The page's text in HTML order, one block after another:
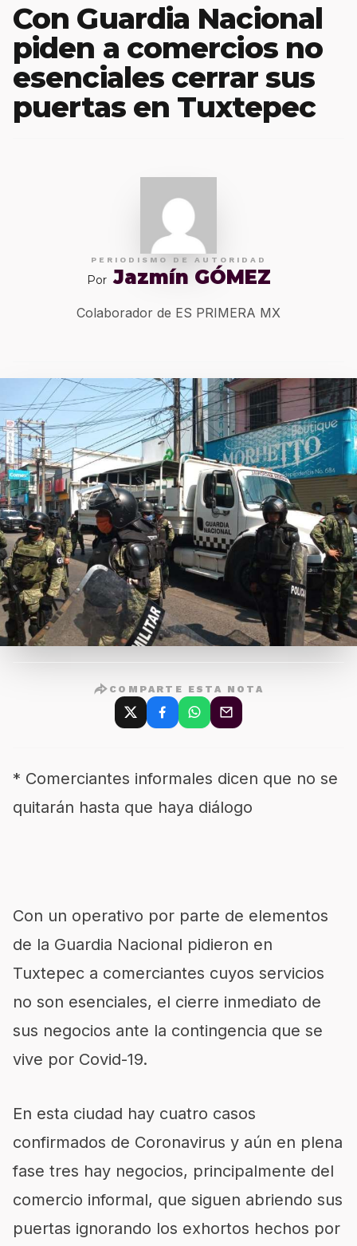
Con Guardia Nacional
piden a comercios no
esenciales cerrar sus
puertas en Tuxtepec
PERIODISMO DE AUTORIDAD
Por Jazmín GÓMEZ
Colaborador de ES PRIMERA MX
COMPARTE ESTA NOTA
* Comerciantes informales dicen que no se
quitarán hasta que haya diálogo
Con un operativo por parte de elementos
de la Guardia Nacional pidieron en
Tuxtepec a comerciantes cuyos servicios
no son esenciales, el cierre inmediato de
sus negocios ante la contingencia que se
vive por Covid-19.
En esta ciudad hay cuatro casos
confirmados de Coronavirus y aún en plena
fase tres hay negocios, principalmente del
comercio informal, que siguen abriendo sus
puertas ignorando los exhortos hechos por